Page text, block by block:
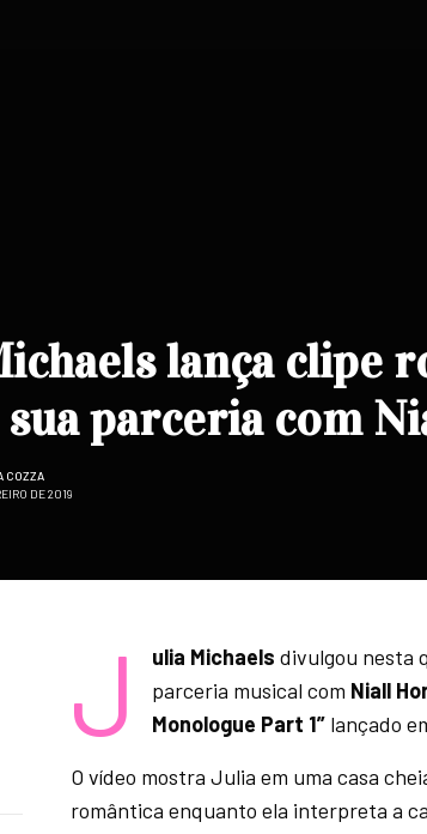
lança clipe
sua parceria com
COZZA
DE 2019
J ulia Michaels divulgou nesta
parceria musical com Niall
Monologue Part 1”lançado
O vídeo mostra Julia em uma casa
romântica enquanto ela interpreta a